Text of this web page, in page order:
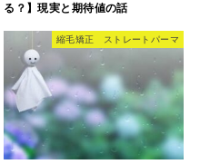
る？】現実と期待値の話
縮毛矯正 ストレートパーマ